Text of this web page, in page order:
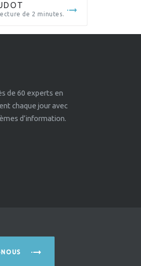
Lecture de 2 minutes.
de 60 experts en
chaque jour avec
d’information.